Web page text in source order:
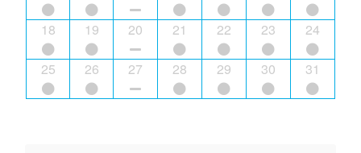
18 19 20 21 22 23 24
25 26 27 28 29 30 31